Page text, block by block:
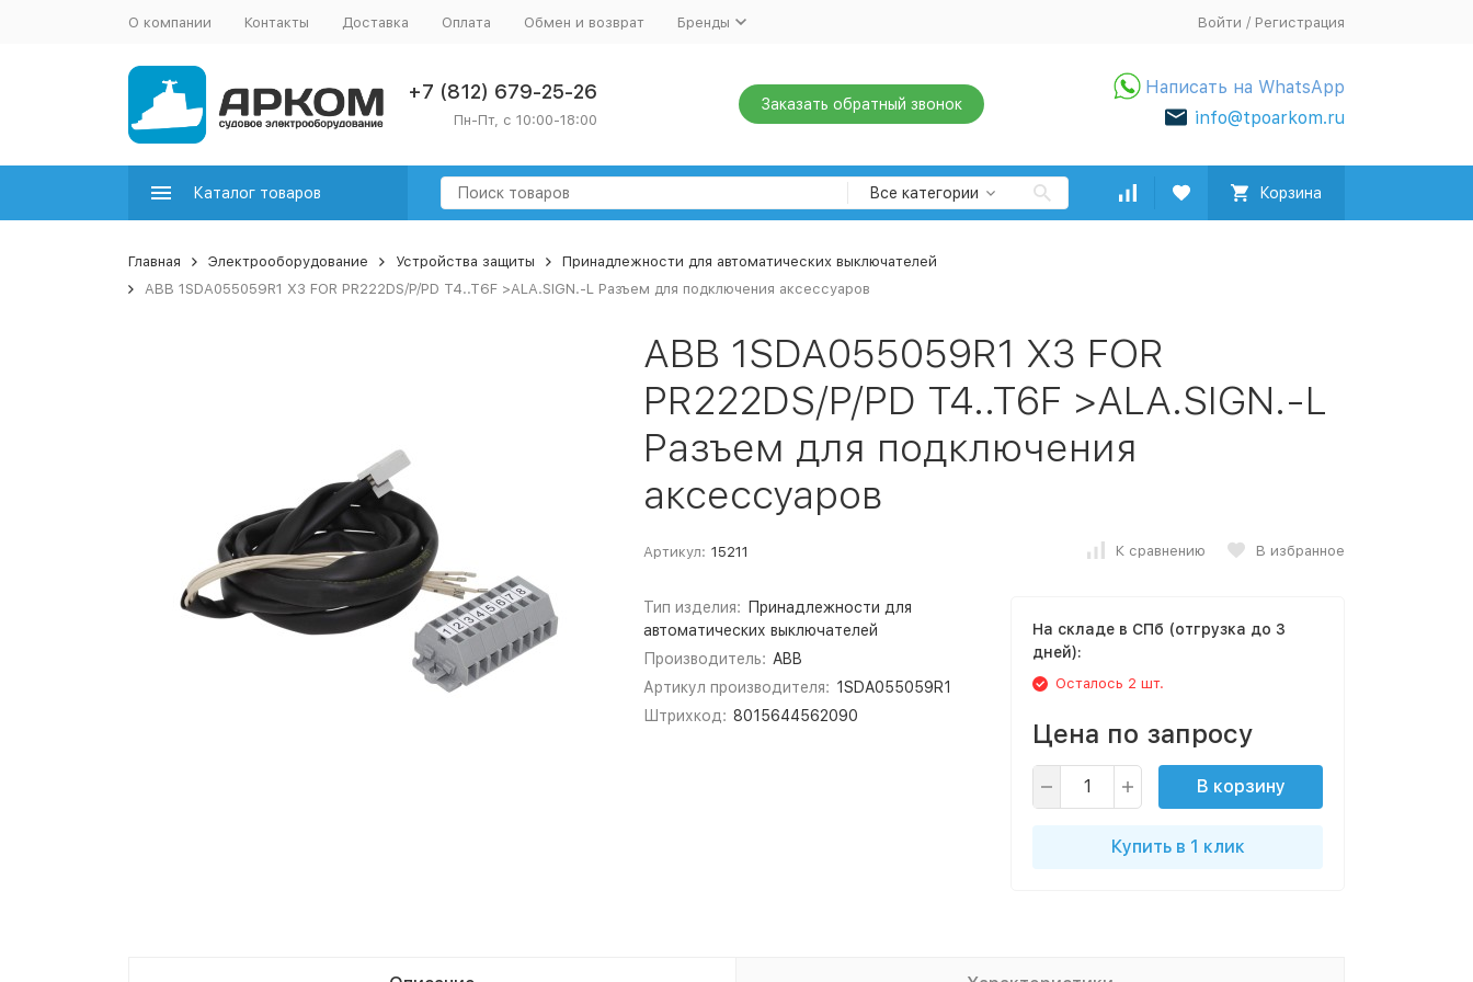
О компании Контакты Доставка Оплата Обмен и возврат Бренды Войти / Регистрация
+7 (812) 679-25-26
Пн-Пт, с 10:00-18:00
Заказать обратный звонок
Написать на WhatsApp
info@tpoarkom.ru
Каталог товаров Все категории Корзина
Главная Электрооборудование Устройства защиты
Принадлежности для автоматических выключателей
ABB 1SDA055059R1 X3 FOR PR222DS/P/PD T4..T6F >ALA.SIGN.-L Разъем для подключения аксессуаров
ABB 1SDA055059R1 X3 FOR
PR222DS/P/PD T4..T6F >ALA.SIGN.-L
Разъем для подключения
аксессуаров
Артикул: 15211 К сравнению В избранное
Тип изделия:
Принадлежности для
автоматических выключателей
Производитель: ABB
Артикул производителя: 1SDA055059R1
Штрихкод: 8015644562090
На складе в СПб (отгрузка до 3
дней):
Осталось 2 шт.
Цена по запросу
В корзину
Купить в 1 клик